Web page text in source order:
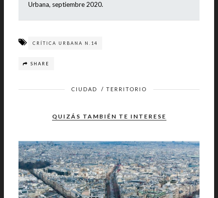
Urbana, septiembre 2020.
CRÍTICA URBANA N.14
SHARE
CIUDAD / TERRITORIO
QUIZÁS TAMBIÉN TE INTERESE